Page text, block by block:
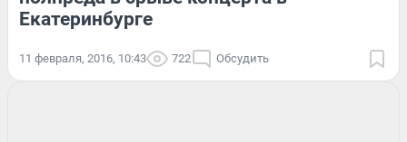
Екатеринбурге
11 февраля, 2016, 10:43 722 Обсудить